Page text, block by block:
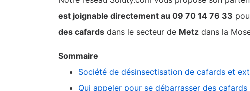
est joignable directement au 09 70 14 76 33
des cafards dans le secteur de Metz dans la
Sommaire
Société de désinsectisation de cafards et
Qui appeler pour se débarrasser des cafards